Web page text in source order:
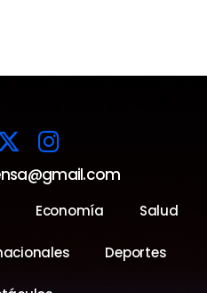
Economía Salud
Deportes